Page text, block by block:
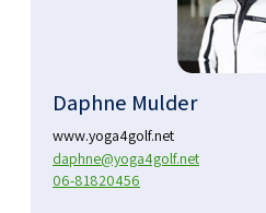
Daphne Mulder
www.yoga4golf.net
daphne@yoga4golf.net
06-81820456